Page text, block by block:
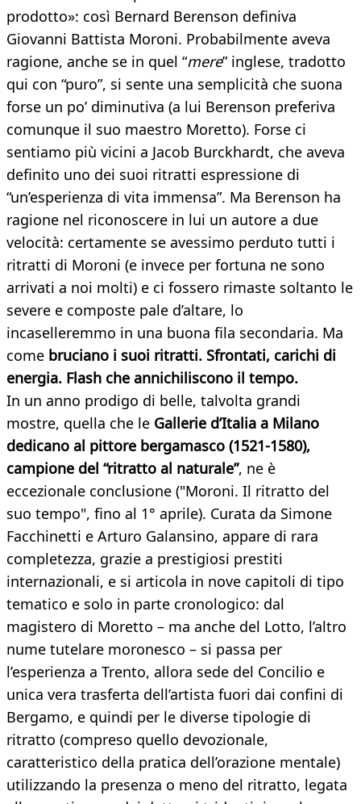
prodotto»: così Bernard Berenson definiva
Giovanni Battista Moroni. Probabilmente aveva
ragione, anche se in quel “mere” inglese, tradotto
qui con “puro”, si sente una semplicità che suona
forse un po’ diminutiva (a lui Berenson preferiva
comunque il suo maestro Moretto). Forse ci
sentiamo più vicini a Jacob Burckhardt, che aveva
definito uno dei suoi ritratti espressione di
“un’esperienza di vita immensa”. Ma Berenson ha
ragione nel riconoscere in lui un autore a due
velocità: certamente se avessimo perduto tutti i
ritratti di Moroni (e invece per fortuna ne sono
arrivati a noi molti) e ci fossero rimaste soltanto le
severe e composte pale d’altare, lo
incaselleremmo in una buona fila secondaria. Ma
come bruciano i suoi ritratti. Sfrontati, carichi di
energia. Flash che annichiliscono il tempo.
In un anno prodigo di belle, talvolta grandi
mostre, quella che le Gallerie d’Italia a Milano
dedicano al pittore bergamasco (1521-1580),
campione del “ritratto al naturale”, ne è
eccezionale conclusione ("Moroni. Il ritratto del
suo tempo", fino al 1° aprile). Curata da Simone
Facchinetti e Arturo Galansino, appare di rara
completezza, grazie a prestigiosi prestiti
internazionali, e si articola in nove capitoli di tipo
tematico e solo in parte cronologico: dal
magistero di Moretto – ma anche del Lotto, l’altro
nume tutelare moronesco – si passa per
l’esperienza a Trento, allora sede del Concilio e
unica vera trasferta dell’artista fuori dai confini di
Bergamo, e quindi per le diverse tipologie di
ritratto (compreso quello devozionale,
caratteristico della pratica dell’orazione mentale)
utilizzando la presenza o meno del ritratto, legata